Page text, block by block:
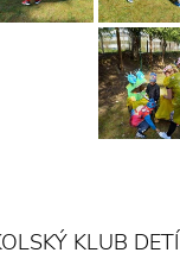
KLUB DETÍ